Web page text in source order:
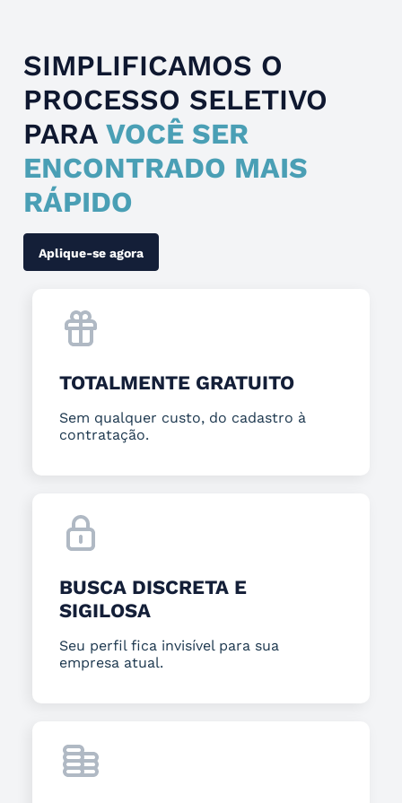
SIMPLIFICAMOS O
PROCESSO SELETIVO
PARA VOCÊ SER
ENCONTRADO MAIS
RÁPIDO
Aplique-se agora
TOTALMENTE GRATUITO
Sem qualquer custo, do cadastro à
contratação.
BUSCA DISCRETA E
SIGILOSA
Seu perfil fica invisível para sua
empresa atual.